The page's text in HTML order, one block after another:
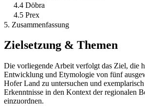
4.4 Döbra
4.5 Prex
5. Zusammenfassung
Zielsetzung & Themen
Die vorliegende Arbeit verfolgt das Ziel, die
Entwicklung und Etymologie von fünf
Hofer Land zu untersuchen und
Erkenntnisse in den Kontext der regionalen
einzuordnen.